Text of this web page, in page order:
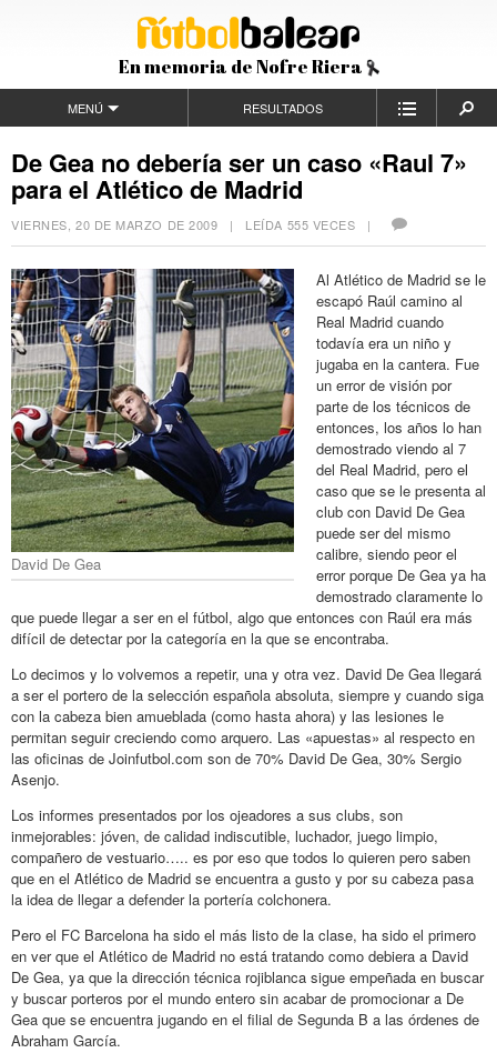
En memoria de Nofre Riera
MENÚ RESULTADOS
De Gea no debería ser un caso «Raul 7»
para el Atlético de Madrid
VIERNES, 20 DE MARZO DE 2009 | LEÍDA 555 VECES |
David De Gea
Al Atlético de Madrid se le
escapó Raúl camino al
Real Madrid cuando
todavía era un niño y
jugaba en la cantera. Fue
un error de visión por
parte de los técnicos de
entonces, los años lo han
demostrado viendo al 7
del Real Madrid, pero el
caso que se le presenta al
club con David De Gea
puede ser del mismo
calibre, siendo peor el
error porque De Gea ya ha
demostrado claramente lo
que puede llegar a ser en el fútbol, algo que entonces con Raúl era más
difícil de detectar por la categoría en la que se encontraba.
Lo decimos y lo volvemos a repetir, una y otra vez. David De Gea llegará
a ser el portero de la selección española absoluta, siempre y cuando siga
con la cabeza bien amueblada (como hasta ahora) y las lesiones le
permitan seguir creciendo como arquero. Las «apuestas» al respecto en
las oficinas de Joinfutbol.com son de 70% David De Gea, 30% Sergio
Asenjo.
Los informes presentados por los ojeadores a sus clubs, son
inmejorables: jóven, de calidad indiscutible, luchador, juego limpio,
compañero de vestuario….. es por eso que todos lo quieren pero saben
que en el Atlético de Madrid se encuentra a gusto y por su cabeza pasa
la idea de llegar a defender la portería colchonera.
Pero el FC Barcelona ha sido el más listo de la clase, ha sido el primero
en ver que el Atlético de Madrid no está tratando como debiera a David
De Gea, ya que la dirección técnica rojiblanca sigue empeñada en buscar
y buscar porteros por el mundo entero sin acabar de promocionar a De
Gea que se encuentra jugando en el filial de Segunda B a las órdenes de
Abraham García.